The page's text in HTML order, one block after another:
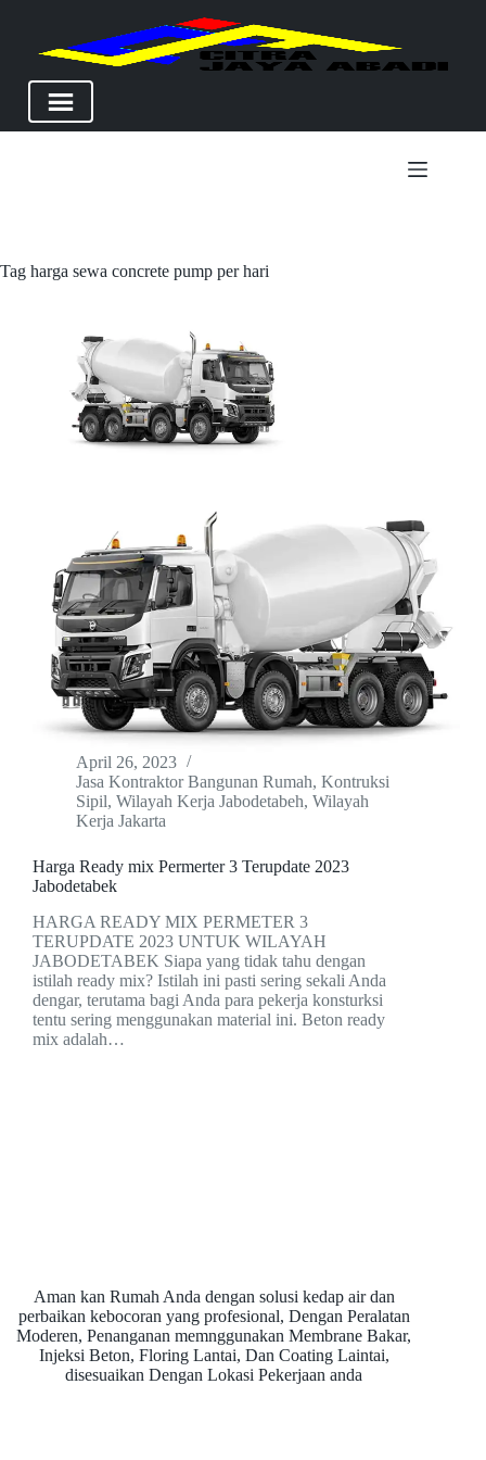
Tag harga sewa concrete pump per hari
April 26, 2023
Jasa Kontraktor Bangunan Rumah, Kontruksi
Sipil, Wilayah Kerja Jabodetabeh, Wilayah
Kerja Jakarta
Harga Ready mix Permerter 3 Terupdate 2023
Jabodetabek
HARGA READY MIX PERMETER 3
TERUPDATE 2023 UNTUK WILAYAH
JABODETABEK Siapa yang tidak tahu dengan
istilah ready mix? Istilah ini pasti sering sekali Anda
dengar, terutama bagi Anda para pekerja konsturksi
tentu sering menggunakan material ini. Beton ready
mix adalah…
Aman kan Rumah Anda dengan solusi kedap air dan
perbaikan kebocoran yang profesional, Dengan Peralatan
Moderen, Penanganan memnggunakan Membrane Bakar,
Injeksi Beton, Floring Lantai, Dan Coating Laintai,
disesuaikan Dengan Lokasi Pekerjaan anda